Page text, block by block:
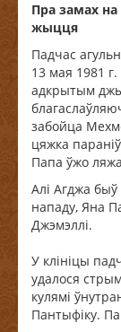
Пра замах на
жыцця
Падчас
13 мая 1981
адкрытым
забойца
цяжка
Папа ўжо
Алі Агджа
нападу, Яна
Джэмэллі.
У клініцы
удалося
кулямі
Пантыфіку.